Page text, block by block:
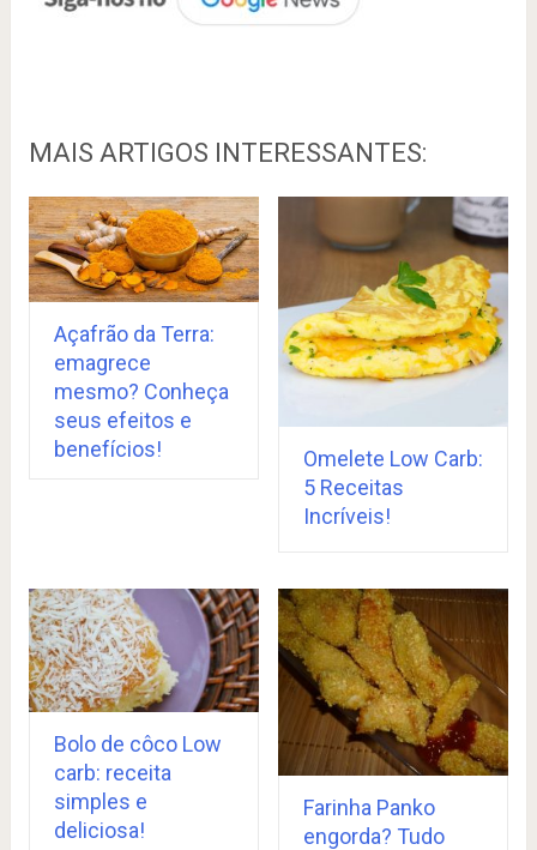
MAIS ARTIGOS INTERESSANTES:
Açafrão da Terra:
emagrece
mesmo? Conheça
seus efeitos e
benefícios!
Omelete Low Carb:
5 Receitas
Incríveis!
Bolo de côco Low
carb: receita
simples e
deliciosa!
Farinha Panko
engorda? Tudo